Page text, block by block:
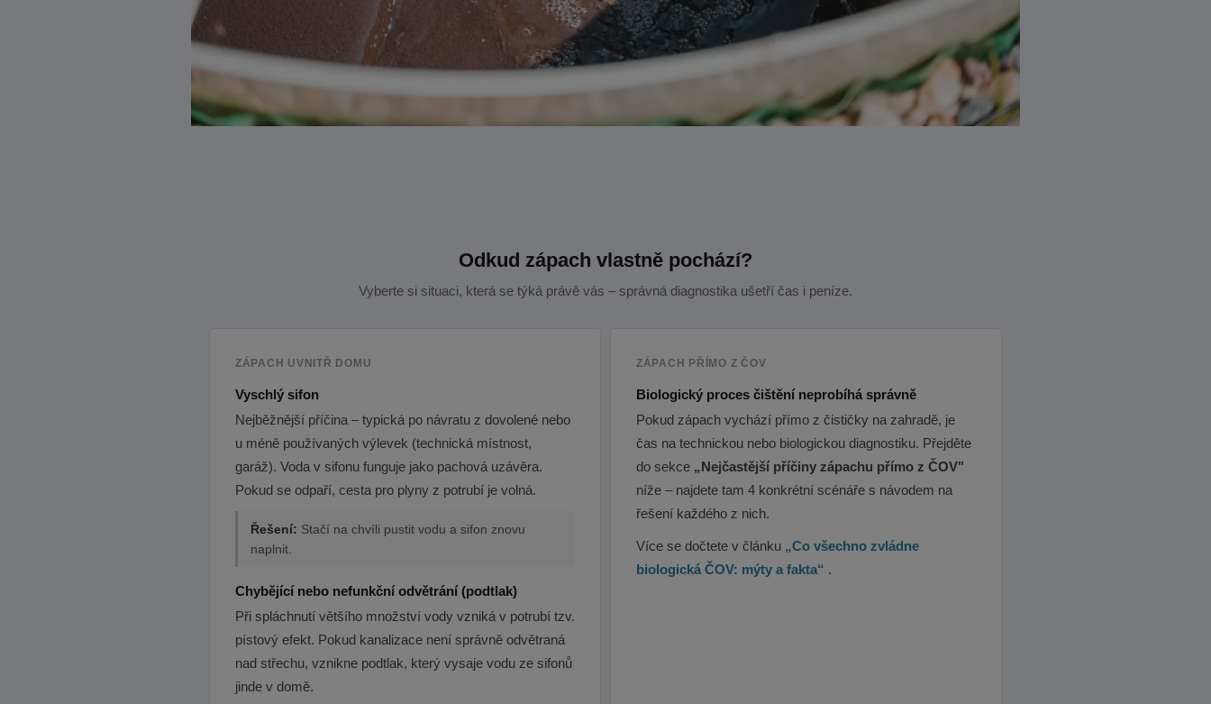
Odkud zápach vlastně pochází?
Vyberte si situaci, která se týká právě vás – správná diagnostika ušetří čas i peníze.
ZÁPACH UVNITŘ DOMU
Vyschlý sifon
Nejběžnější příčina – typická po návratu z dovolené nebo
u méně používaných výlevek (technická místnost,
garáž). Voda v sifonu funguje jako pachová uzávěra.
Pokud se odpaří, cesta pro plyny z potrubí je volná.
Řešení: Stačí na chvíli pustit vodu a sifon znovu
naplnit.
Chybějící nebo nefunkční odvětrání (podtlak)
Při spláchnutí většího množství vody vzniká v potrubí tzv.
pístový efekt. Pokud kanalizace není správně odvětraná
nad střechu, vznikne podtlak, který vysaje vodu ze sifonů
jinde v domě.
ZÁPACH PŘÍMO Z ČOV
Biologický proces čištění neprobíhá správně
Pokud zápach vychází přímo z čističky na zahradě, je
čas na technickou nebo biologickou diagnostiku. Přejděte
do sekce „Nejčastější příčiny zápachu přímo z ČOV"
níže – najdete tam 4 konkrétní scénáře s návodem na
řešení každého z nich.
Více se dočtete v článku „Co všechno zvládne
biologická ČOV: mýty a fakta“ .